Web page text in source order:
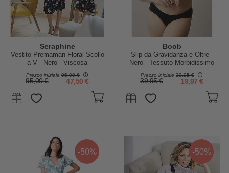
Seraphine
Vestito Premaman Floral Scollo
a V - Nero - Viscosa
Prezzo iniziale 95,00 €
95,00 € 47,50 €
Boob
Slip da Gravidanza e Oltre -
Nero - Tessuto Morbidissimo
Prezzo iniziale 39,95 €
39,95 € 19,97 €
-50% -50%